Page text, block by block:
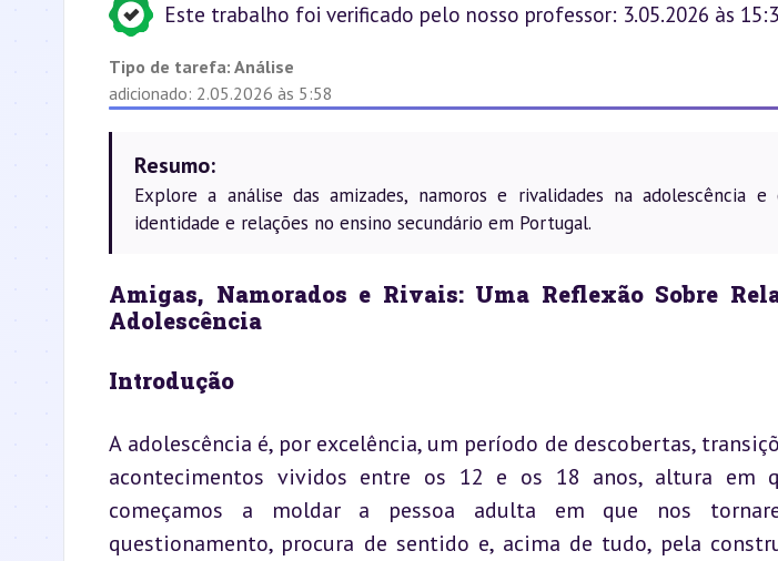
Este trabalho foi verificado pelo nosso professor: 3.05.2026 às
Tipo de tarefa: Análise
adicionado: 2.05.2026 às 5:58
Resumo:
Explore a análise das amizades, namoros e rivalidades na adolescência
identidade e relações no ensino secundário em Portugal.
Amigas, Namorados e Rivais: Uma Reflexão Sobre
Adolescência
Introdução
A adolescência é, por excelência, um período de descobertas,
acontecimentos vividos entre os 12 e os 18 anos, altura em
começamos a moldar a pessoa adulta em que nos
questionamento, procura de sentido e, acima de tudo, pela